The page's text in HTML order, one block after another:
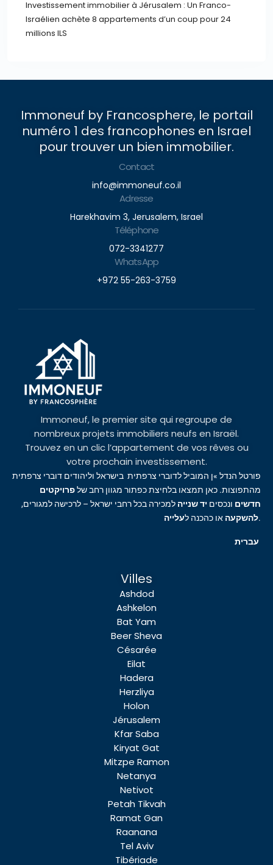
Investissement immobilier à Jérusalem : Un Franco-
Israélien achète 8 appartements d’un coup pour 24
millions ILS
Immoneuf by Francosphere, le portail
numéro 1 des francophones en Israel
pour trouver un bien immobilier.
Contact
info@immoneuf.co.il
Adresse
Harekhavim 3, Jerusalem, Israel
Téléphone
072-3341277
WhatsApp
+972 55-263-3759
Immoneuf, le premier site qui regroupe de
nombreux projets immobiliers neufs en Israël.
Trouvez en un clic l’appartement de vos rêves ou
votre prochain investissement.
פורטל הנדל »ן המוביל לדוברי צרפתית בישראל וליהודים דוברי צרפתית
מהתפוצות. כאן תמצאו בלחיצת כפתור מגוון רחב שלפרויקטים
חדשים ונכסים יד שנייה למכירה בכל רחבי ישראל – לרכישה למגורים,
להשקעה או כהכנה לעלייה .
Villes
Ashdod
Ashkelon
Bat Yam
Beer Sheva
Césarée
Eilat
Hadera
Herzliya
Holon
Jérusalem
Kfar Saba
Kiryat Gat
Mitzpe Ramon
Netanya
Netivot
Petah Tikvah
Ramat Gan
Raanana
Tel Aviv
Tibériade